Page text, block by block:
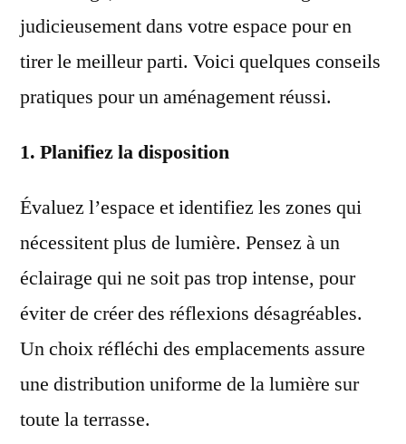
judicieusement dans votre espace pour en
tirer le meilleur parti. Voici quelques conseils
pratiques pour un aménagement réussi.
1. Planifiez la disposition
Évaluez l’espace et identifiez les zones qui
nécessitent plus de lumière. Pensez à un
éclairage qui ne soit pas trop intense, pour
éviter de créer des réflexions désagréables.
Un choix réfléchi des emplacements assure
une distribution uniforme de la lumière sur
toute la terrasse.